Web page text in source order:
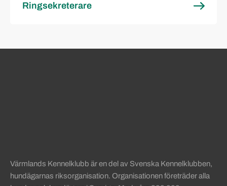
Ringsekreterare
Värmlands Kennelklubb är en del av Svenska Kennelklubben,
hundägarnas riksorganisation. Organisationen företräder alla